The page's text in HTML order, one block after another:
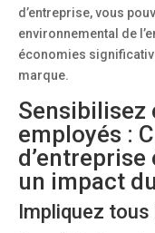
d’entreprise, vous
environnemental de
économies
marque.
Sensibilisez
employés :
un impact
Impliquez tous